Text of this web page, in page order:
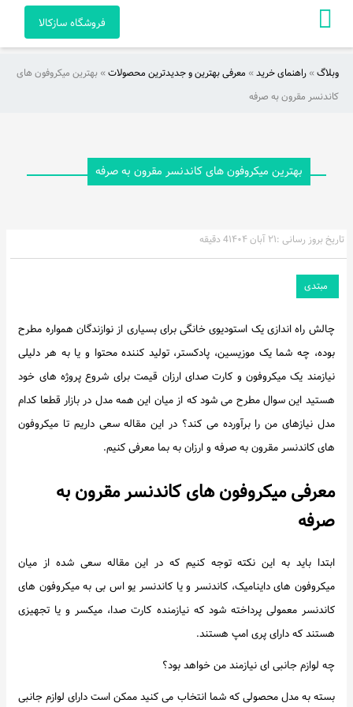
فروشگاه سازکالا
صفحه
اصلی
راهنمای
ویدئو
هنرمندان
آثار
اخبار
وبلاگ» راهنمای خرید» معرفی بهترین و جدیدترین محصولات» بهترین میکروفون های
کاندنسر مقرون به صرفه
بهترین میکروفون های کاندنسر مقرون به صرفه
تاریخ بروز رسانی :۲۱ آبان ۱۴۰۴ 4 دقیقه
مبتدی
چالش راه اندازی یک استودیوی خانگی برای بسیاری از نوازندگان همواره مطرح
بوده، چه شما یک موزیسین، پادکستر، تولید کننده محتوا و یا به هر دلیلی
نیازمند یک میکروفون و کارت صدای ارزان قیمت برای شروع پروژه های خود
هستید این سوال مطرح می شود که از میان این همه مدل در بازار قطعا کدام
مدل نیازهای من را برآورده می کند؟ در این مقاله سعی داریم تا میکروفون
های کاندنسر مقرون به صرفه و ارزان به بما معرفی کنیم.
معرفی میکروفون های کاندنسر مقرون به
صرفه
ابتدا باید به این نکته توجه کنیم که در این مقاله سعی شده از میان
میکروفون های داینامیک، کاندنسر و یا کاندنسر یو اس بی به میکروفون های
کاندنسر معمولی پرداخته شود که نیازمنده کارت صدا، میکسر و یا تجهیزی
هستند که دارای پری امپ هستند.
چه لوازم جانبی ای نیازمند من خواهد بود؟
بسته به مدل محصولی که شما انتخاب می کنید ممکن است دارای لوازم جانبی